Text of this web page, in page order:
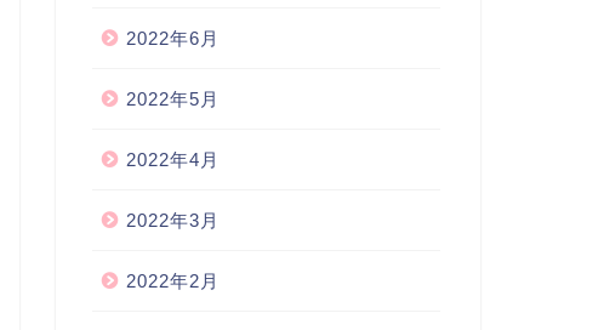
2022年6月
2022年5月
2022年4月
2022年3月
2022年2月